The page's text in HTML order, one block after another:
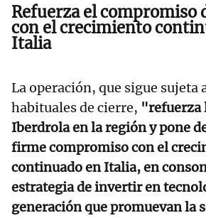
Refuerza el compromiso
con el crecimiento
Italia
La operación, que sigue sujeta
habituales de cierre, "refuerza
Iberdrola en la región y pone
firme compromiso con el
continuado en Italia, en
estrategia de invertir en
generación que promuevan la